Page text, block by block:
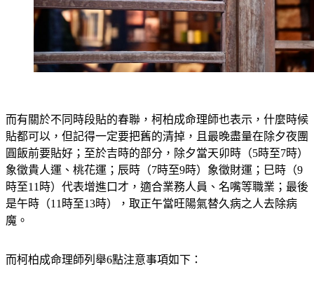
而有關於不同時段貼的春聯，柯柏成命理師也表示，什麼時候
貼都可以，但記得一定要把舊的清掉 ，且最晚盡量在除夕夜團
圓飯前要貼好；至於吉時的部分，除夕當天卯時（5時至7時）
象徵貴人運、桃花運；辰時（7時至9時）象徵財運；巳時（9
時至11時）代表增進口才，適合業務人員、名嘴等職業；最後
是午時（11時至13時），取正午當旺陽氣替久病之人去除病
魔。
而柯柏成命理師列舉6點注意事項如下：